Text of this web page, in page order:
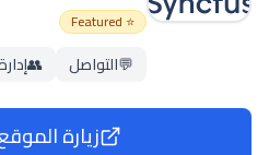
⭐ Featured
💬التواصل 👥
زيارة